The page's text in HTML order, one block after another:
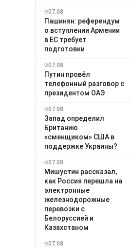
07.08
Пашинян: референдум
о вступлении Армении
в ЕС требует
подготовки
07.08
Путин провёл
телефонный разговор с
президентом ОАЭ
07.08
Запад определил
Британию
«сменщиком» США в
поддержке Украины?
07.08
Мишустин рассказал,
как Россия перешла на
электронные
железнодорожные
перевозки с
Белоруссией и
Казахстаном
07.08